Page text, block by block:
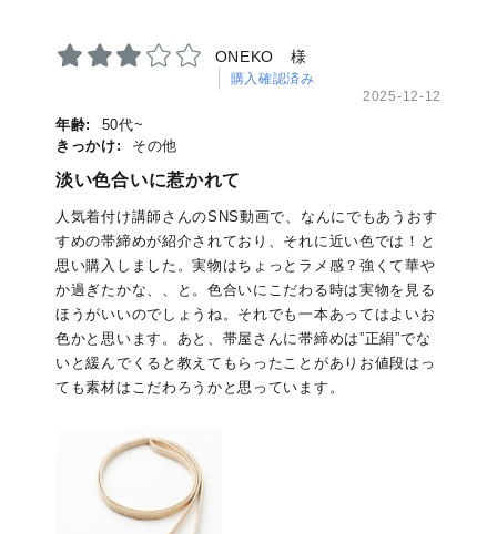
ONEKO 様
購入確認済み
2025-12-12
年齢:
50代~
きっかけ:
その他
淡い色合いに惹かれて
人気着付け講師さんのSNS動画で、なんにでもあうおす
すめの帯締めが紹介されており、それに近い色では！と
思い購入しました。実物はちょっとラメ感？強くて華や
か過ぎたかな、、と。色合いにこだわる時は実物を見る
ほうがいいのでしょうね。それでも一本あってはよいお
色かと思います。あと、帯屋さんに帯締めは”正絹”でな
いと緩んでくると教えてもらったことがありお値段はっ
ても素材はこだわろうかと思っています。